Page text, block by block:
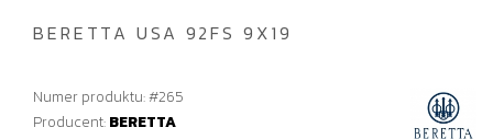
BERETTA USA 92FS 9X19
Numer produktu: #265
Producent: BERETTA